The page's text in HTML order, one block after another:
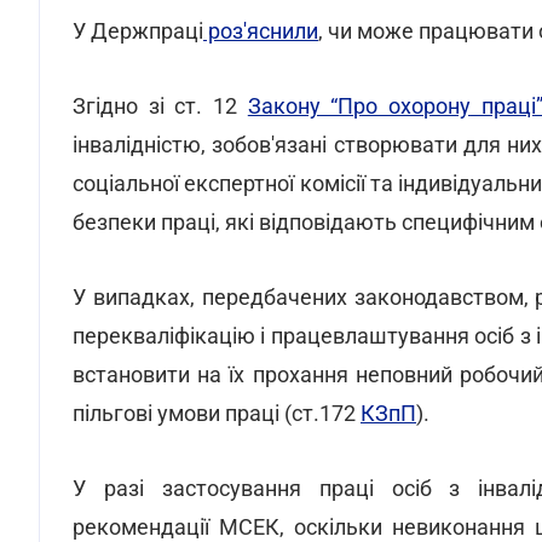
У Держпраці роз'яснили, чи може працювати
Згідно зі ст. 12 Закону “Про охорону праці”
інвалідністю, зобов'язані створювати для
соціальної експертної комісії та
безпеки праці, які відповідають специфічним
У випадках, передбачених законодавством,
перекваліфікацію і працевлаштування осіб
встановити на їх прохання неповний
пільгові умови праці (ст.172 КЗпП).
У разі застосування праці осіб з
рекомендації МСЕК, оскільки